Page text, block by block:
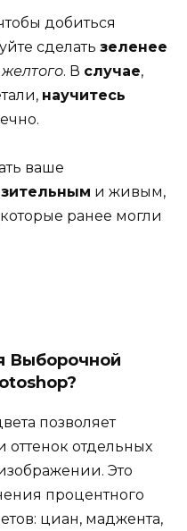
добиться
сделать зеленее
желтого. В случае,
научитесь
ваше
и живым,
ранее могли
Выборочной
позволяет
отдельных
Это
процентного
циан, маджента,